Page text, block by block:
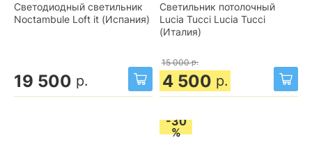
Светодиодный светильник
Noctambule Loft it (Испания)
19 500 р.
Светильник потолочный
Lucia Tucci Lucia Tucci
(Италия)
15 000 р.
4 500 р.
-30
%